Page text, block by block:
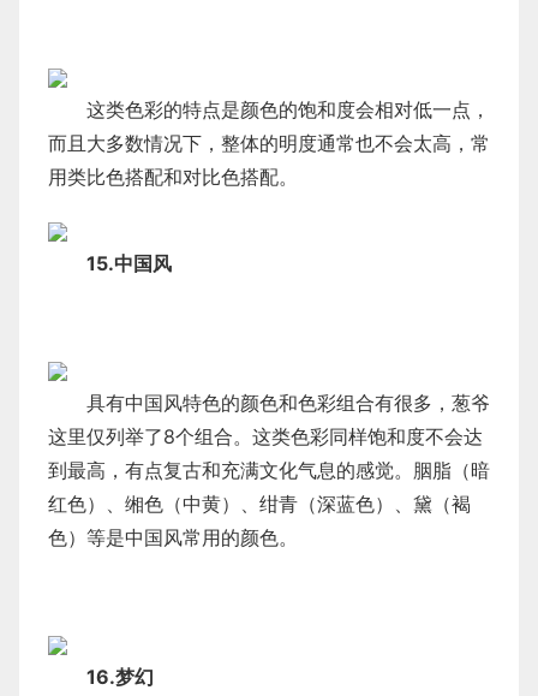
这类色彩的特点是颜色的饱和度会相对低一点，
而且大多数情况下，整体的明度通常也不会太高，常
用类比色搭配和对比色搭配。
15.中国风
具有中国风特色的颜色和色彩组合有很多，葱爷
这里仅列举了8个组合。这类色彩同样饱和度不会达
到最高，有点复古和充满文化气息的感觉。胭脂（暗
红色）、缃色（中黄）、绀青（深蓝色）、黛（褐
色）等是中国风常用的颜色。
16.梦幻